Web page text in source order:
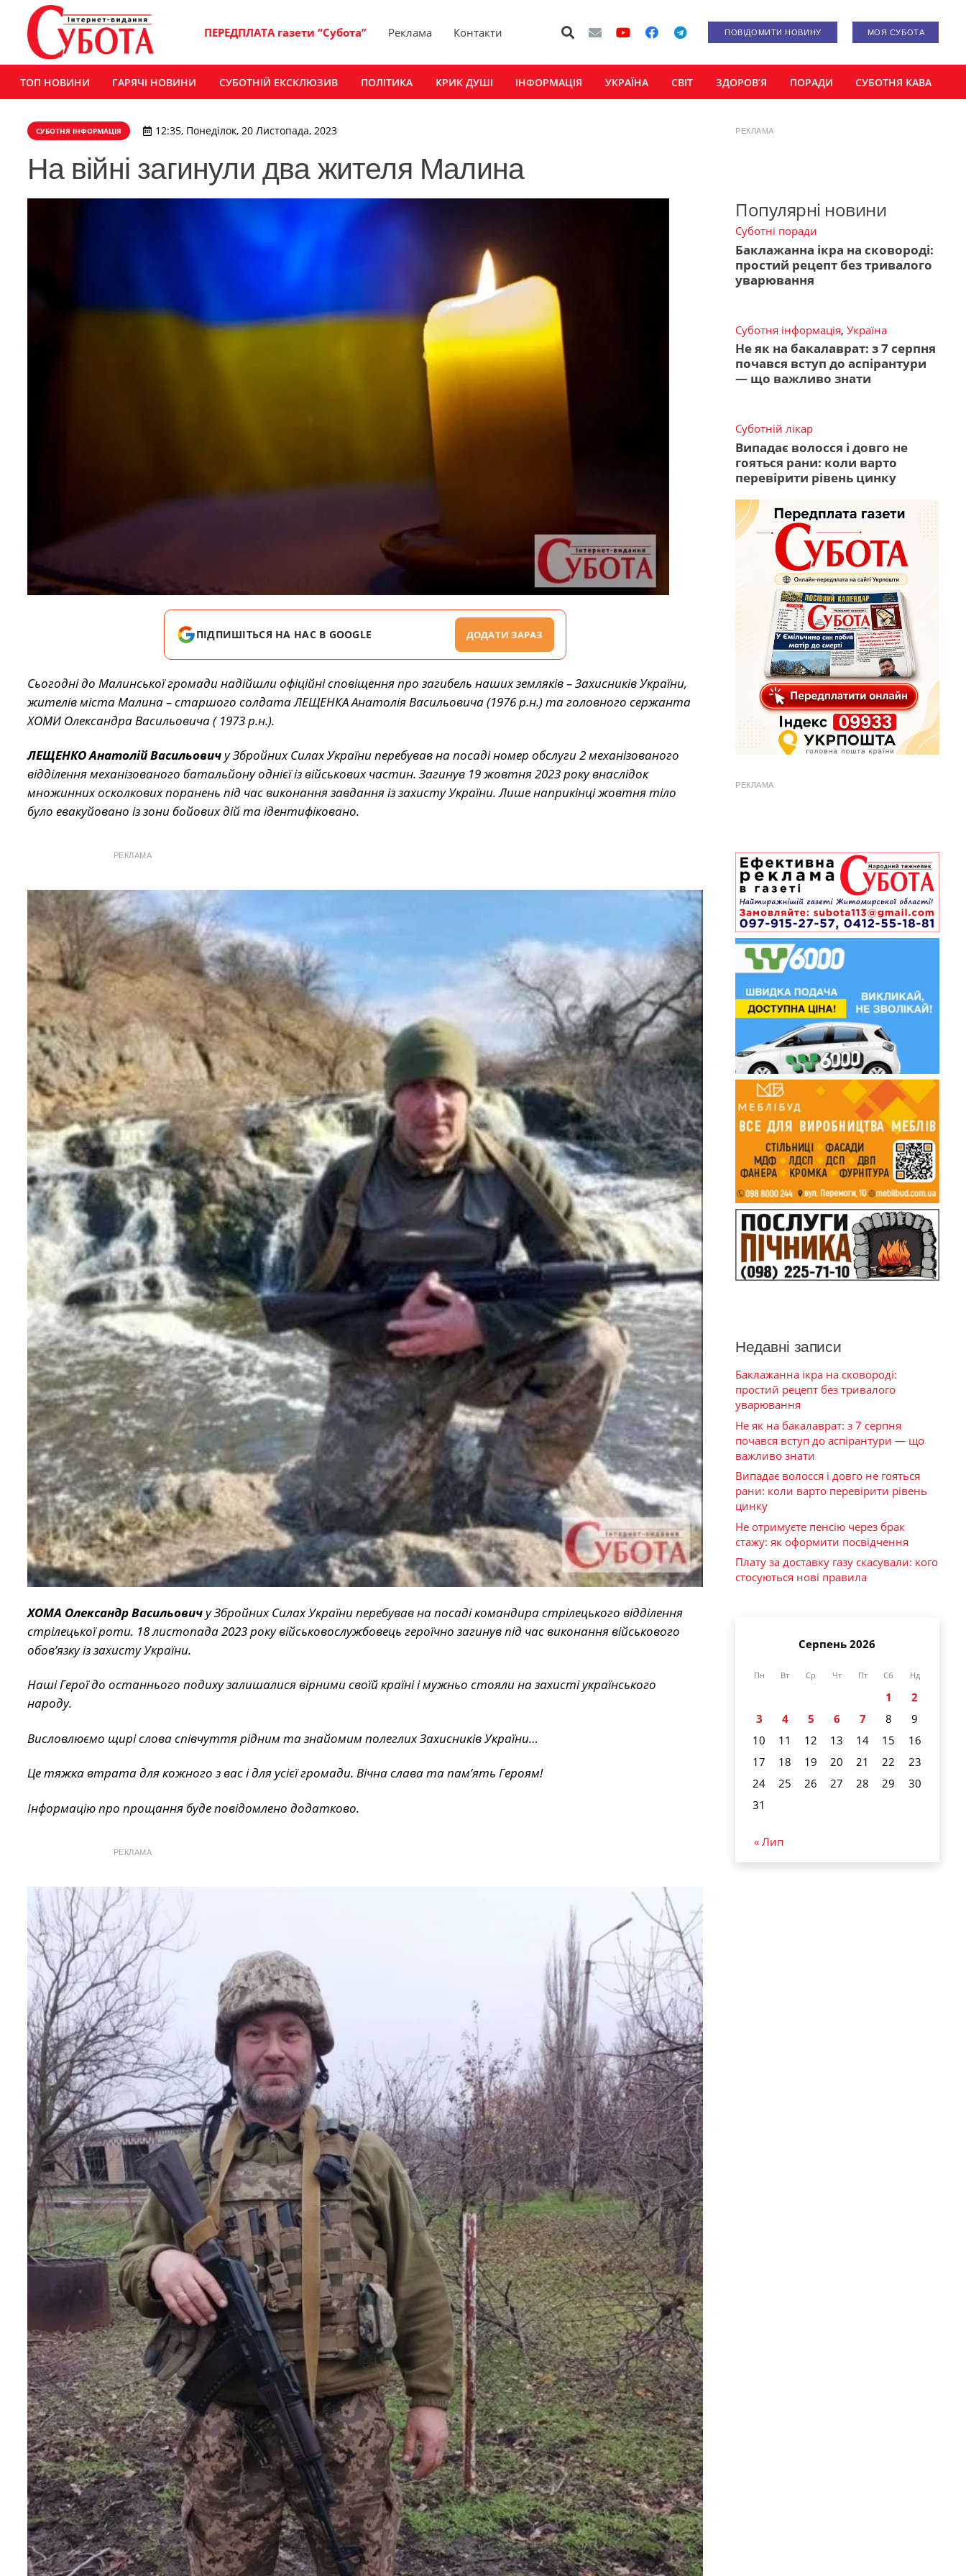
ПЕРЕДПЛАТА газети “Субота” Реклама Контакти ПОВІДОМИТИ НОВИНУ МОЯ СУБОТА
ТОП НОВИНИ ГАРЯЧІ НОВИНИ СУБОТНІЙ ЕКСКЛЮЗИВ ПОЛІТИКА КРИК ДУШІ ІНФОРМАЦІЯ УКРАЇНА СВІТ ЗДОРОВ’Я ПОРАДИ СУБОТНЯ КАВА
СУБОТНЯ ІНФОРМАЦІЯ 12:35, Понеділок, 20 Листопада, 2023
На війні загинули два жителя Малина
ПІДПИШІТЬСЯ НА НАС В GOOGLE ДОДАТИ ЗАРАЗ
Сьогодні до Малинської громади надійшли офіційні сповіщення про загибель наших земляків – Захисників України,
жителів міста Малина – старшого солдата ЛЕЩЕНКА Анатолія Васильовича (1976 р.н.) та головного сержанта
ХОМИ Олександра Васильовича ( 1973 р.н.).
ЛЕЩЕНКО Анатолій Васильовичу Збройних Силах України перебував на посаді номер обслуги 2 механізованого
відділення механізованого батальйону однієї із військових частин. Загинув 19 жовтня 2023 року внаслідок
множинних осколкових поранень під час виконання завдання із захисту України. Лише наприкінці жовтня тіло
було евакуйовано із зони бойових дій та ідентифіковано.
РЕКЛАМА
ХОМА Олександр Васильовичу Збройних Силах України перебував на посаді командира стрілецького відділення
стрілецької роти. 18 листопада 2023 року військовослужбовець героїчно загинув під час виконання військового
обов’язку із захисту України.
Наші Герої до останнього подиху залишалися вірними своїй країні і мужньо стояли на захисті українського
народу.
Висловлюємо щирі слова співчуття рідним та знайомим полеглих Захисників України…
Це тяжка втрата для кожного з вас і для усієї громади. Вічна слава та пам’ять Героям!
Інформацію про прощання буде повідомлено додатково.
РЕКЛАМА
РЕКЛАМА
Популярні новини
Суботні поради
Баклажанна ікра на сковороді:
простий рецепт без тривалого
уварювання
Суботня інформація, Україна
Не як на бакалаврат: з 7 серпня
почався вступ до аспірантури
— що важливо знати
Суботній лікар
Випадає волосся і довго не
гояться рани: коли варто
перевірити рівень цинку
РЕКЛАМА
Недавні записи
Баклажанна ікра на сковороді:
простий рецепт без тривалого
уварювання
Не як на бакалаврат: з 7 серпня
почався вступ до аспірантури — що
важливо знати
Випадає волосся і довго не гояться
рани: коли варто перевірити рівень
цинку
Не отримуєте пенсію через брак
стажу: як оформити посвідчення
Плату за доставку газу скасували: кого
стосуються нові правила
Серпень 2026
Пн Вт Ср Чт Пт Сб Нд
1
2
3
4 5 6 7 8
9
10
11 12 13 14 15
16
17
18 19 20 21 22
23
24
25 26 27 28 29
30
31
« Лип